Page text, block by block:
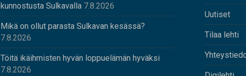
kunnostusta Sulkavalla 7.8.2026
Mikä on ollut parasta Sulkavan kesässä?
7.8.2026
Töitä ikäihmisten hyvän loppuelämän hyväksi
7.8.2026
Uutiset
Tilaa lehti